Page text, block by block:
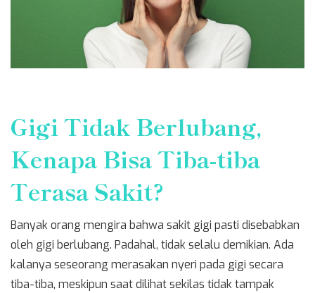
Gigi Tidak Berlubang,
Kenapa Bisa Tiba-tiba
Terasa Sakit?
Banyak orang mengira bahwa sakit gigi pasti disebabkan
oleh gigi berlubang. Padahal, tidak selalu demikian. Ada
kalanya seseorang merasakan nyeri pada gigi secara
tiba-tiba, meskipun saat dilihat sekilas tidak tampak